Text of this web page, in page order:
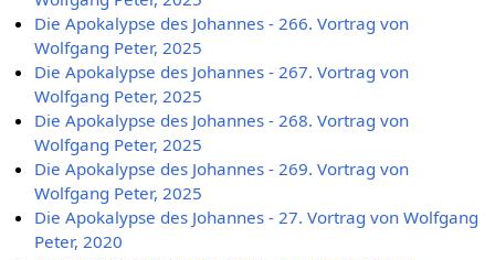
Die Apokalypse des Johannes - 266. Vortrag von
Wolfgang Peter, 2025
Die Apokalypse des Johannes - 267. Vortrag von
Wolfgang Peter, 2025
Die Apokalypse des Johannes - 268. Vortrag von
Wolfgang Peter, 2025
Die Apokalypse des Johannes - 269. Vortrag von
Wolfgang Peter, 2025
Die Apokalypse des Johannes - 27. Vortrag von Wolfgang
Peter, 2020